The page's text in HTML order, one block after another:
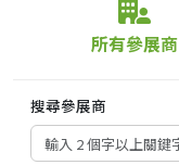
所有參展商
搜尋參展商